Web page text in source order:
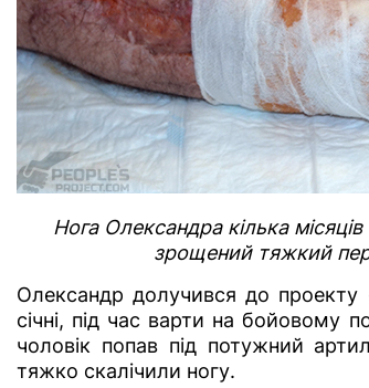
Нога Олександра кілька
зрощений тяжкий
Олександр долучився до проекту
січні, під час варти на бойовому
чоловік попав під потужний
тяжко скалічили ногу.